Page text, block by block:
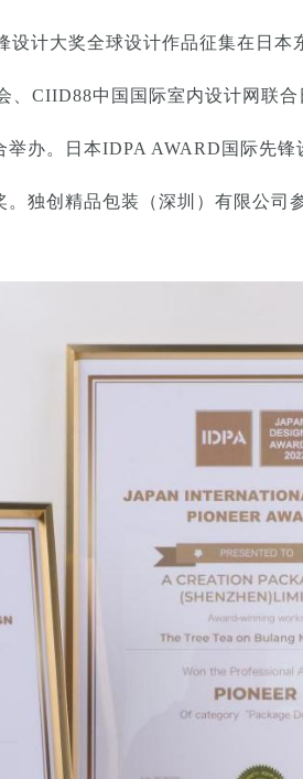
计大奖全球设计作品征集在日本
CIID88中国国际室内设计网联
办。日本IDPA AWARD国际先
独创精品包装（深圳）有限公